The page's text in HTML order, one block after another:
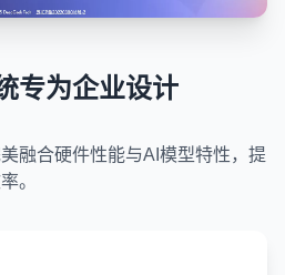
专为企业设计
融合硬件性能与AI模型特性，提
。